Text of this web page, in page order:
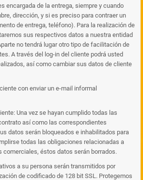
encargada de la entrega, siempre y cuando
dirección, y si es preciso para contraer un
de entrega, teléfono). Para la realización de
sus respectivos datos a nuestra entidad
no tendrá lugar otro tipo de facilitación de
A través del log-in del cliente podrá usted
así como cambiar sus datos de cliente
con enviar un e-mail informal
Una vez se hayan cumplido todas las
así como las correspondientes
datos serán bloqueados e inhabilitados para
todas las obligaciones relacionadas a
comerciales, éstos datos serán borrados.
a su persona serán transmitidos por
de codificado de 128 bit SSL. Protegemos